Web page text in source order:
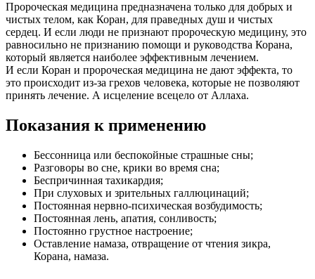
Пророческая медицина предназначена только для добрых и
чистых телом, как Коран, для праведных душ и чистых
сердец. И если люди не признают пророческую медицину, это
равносильно не признанию помощи и руководства Корана,
который является наиболее эффективным лечением.
И если Коран и пророческая медицина не дают эффекта, то
это происходит из-за грехов человека, которые не позволяют
принять лечение. А исцеление всецело от Аллаха.
Показания к применению
Бессонница или беспокойные страшные сны;
Разговоры во сне, крики во время сна;
Беспричинная тахикардия;
При слуховых и зрительных галлюцинаций;
Постоянная нервно-психическая возбудимость;
Постоянная лень, апатия, сонливость;
Постоянно грустное настроение;
Оставление намаза, отвращение от чтения зикра,
Корана, намаза.